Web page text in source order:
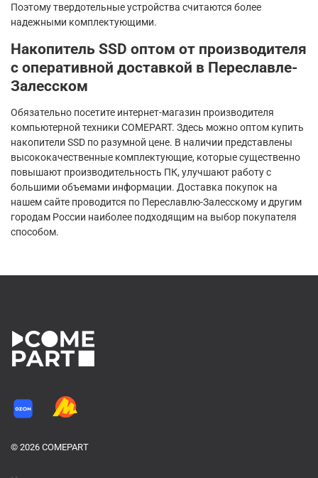
Поэтому твердотельные устройства считаются более
надежными комплектующими.
Накопитель SSD оптом от производителя
с оперативной доставкой в Переславле-
Залесском
Обязательно посетите интернет-магазин производителя
компьютерной техники COMEPART. Здесь можно оптом купить
накопители SSD по разумной цене. В наличии представлены
высококачественные комплектующие, которые существенно
повышают производительность ПК, улучшают работу с
большими объемами информации. Доставка покупок на
нашем сайте проводится по Переславлю-Залесскому и другим
городам России наиболее подходящим на выбор покупателя
способом.
© 2026 COMEPART